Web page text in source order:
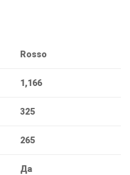
Rosso
1,166
325
265
Дa